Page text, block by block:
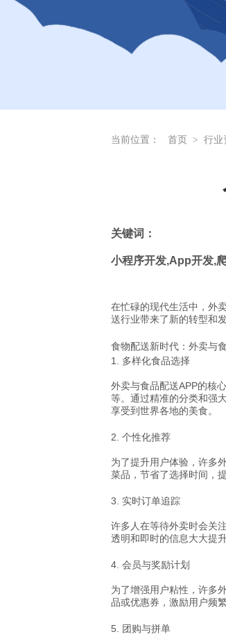
当前位置： 首页 > 行业
关键词：
小程序开发,App开发,
在忙碌的现代生活中，外
送行业带来了新的转型和
食物配送新时代：外卖与
1. 多样化食品选择
外卖与食品配送APP的核
等。通过精准的分类和强
享受到世界各地的美食。
2. 个性化推荐
为了提升用户体验，许多
菜品，节省了选择时间，
3. 实时订单追踪
许多人在等待外卖时会关
透明和即时的信息大大提
4. 会员与奖励计划
为了增强用户粘性，许多
品或优惠券，激励用户频
5. 团购与拼单